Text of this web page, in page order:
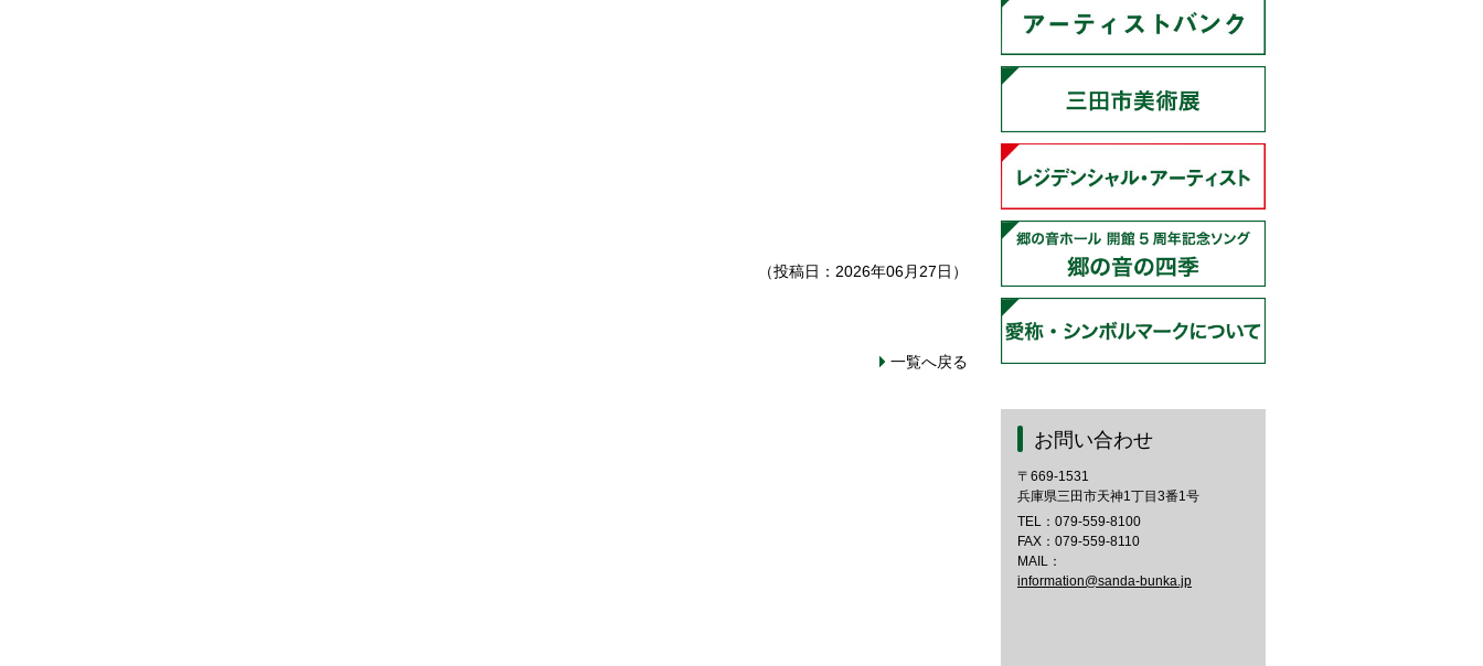
（投稿日：2026年06月27日）
一覧へ戻る
お問い合わせ
〒669-1531
兵庫県三田市天神1丁目3番1号
TEL： 079-559-8100
FAX：079-559-8110
MAIL：
information@sanda-bunka.jp